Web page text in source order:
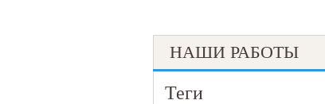
НАШИ РАБОТЫ
Теги